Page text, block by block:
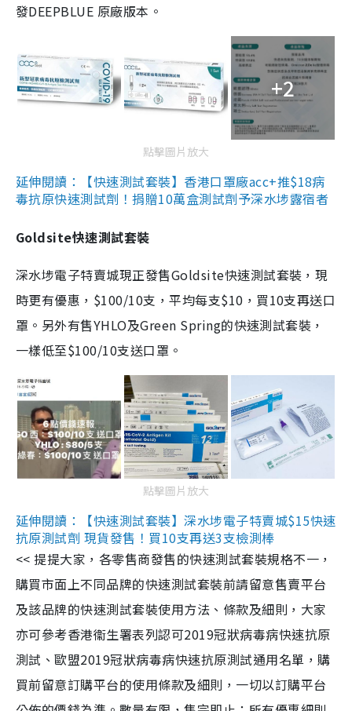
發DEEPBLUE 原廠版本。
+2
點擊圖片放大
延伸閱讀：【快速測試套裝】香港口罩廠acc+推$18病
毒抗原快速測試劑！捐贈10萬盒測試劑予深水埗露宿者
Goldsite快速測試套裝
深水埗電子特賣城現正發售Goldsite快速測試套裝，現
時更有優惠，$100/10支，平均每支$10，買10支再送口
罩。另外有售YHLO及Green Spring的快速測試套裝，
一樣低至$100/10支送口罩。
點擊圖片放大
延伸閱讀：【快速測試套裝】深水埗電子特賣城$15快速
抗原測試劑 現貨發售！買10支再送3支檢測棒
<< 提提大家，各零售商發售的快速測試套裝規格不一，
購買市面上不同品牌的快速測試套裝前請留意售賣平台
及該品牌的快速測試套裝使用方法、條款及細則，大家
亦可參考香港衞生署表列認可2019冠狀病毒病快速抗原
測試、歐盟2019冠狀病毒病快速抗原測試通用名單，購
買前留意訂購平台的使用條款及細則，一切以訂購平台